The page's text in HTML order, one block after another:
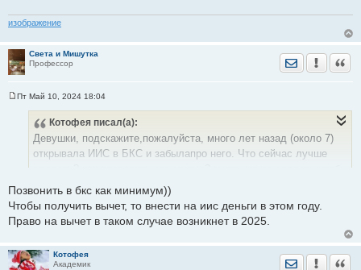
изображение
Света и Мишутка
Профессор
Отправить
Пт Май 10, 2024 18:04
Котофея писал(а):
Девушки, подскажите,пожалуйста, много лет назад (около 7)
открывала ИИС в БКС и забылапро него. Что сейчас лучше
получить налоговый вычет?
Позвонить в бкс как минимум))
Чтобы получить вычет, то внести на иис деньги в этом году.
Право на вычет в таком случае возникнет в 2025.
Котофея
Академик
Отправить